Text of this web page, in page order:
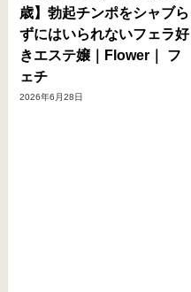
歳】勃起チンポをシャブら
ずにはいられないフェラ好
きエステ嬢｜Flower｜ フ
ェチ
2026年6月28日